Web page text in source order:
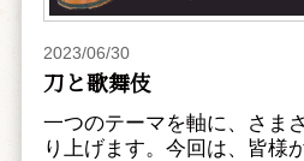
2023/06/30
刀と歌舞伎
一つのテーマを軸に、さま
り上げます。今回は、皆様